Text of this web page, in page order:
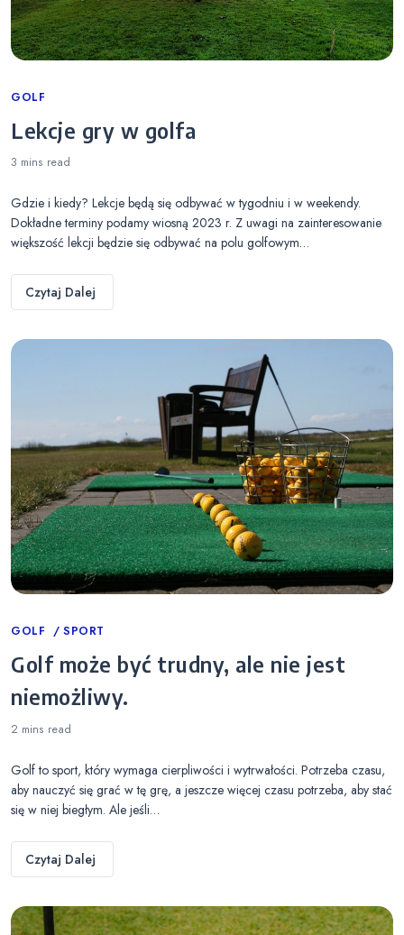
Categories
GOLF
Lekcje gry w golfa
3 mins read
Gdzie i kiedy? Lekcje będą się odbywać w tygodniu i w weekendy.
Dokładne terminy podamy wiosną 2023 r. Z uwagi na zainteresowanie
większość lekcji będzie się odbywać na polu golfowym…
Czytaj Dalej
Categories
GOLF SPORT
Golf może być trudny, ale nie jest
niemożliwy.
2 mins read
Golf to sport, który wymaga cierpliwości i wytrwałości. Potrzeba czasu,
aby nauczyć się grać w tę grę, a jeszcze więcej czasu potrzeba, aby stać
się w niej biegłym. Ale jeśli…
Czytaj Dalej